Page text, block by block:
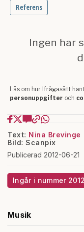
Text: Nina Brevinge
Bild: Scanpix
Publicerad 2012-06-21
Ingår i nummer
Musik